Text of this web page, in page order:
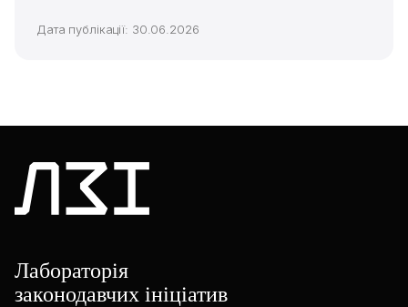
Дата публікації: 30.06.2026
Лабораторія
законодавчих ініціатив